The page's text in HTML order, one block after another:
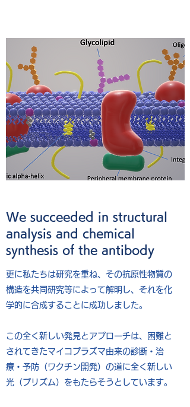
We succeeded in structural
analysis and chemical
synthesis of the antibody
更に私たちは研究を重ね、その抗原性物質の
構造を共同研究等によって解明し、それを化
学的に合成することに成功しました。
​この全く新しい発見とアプローチは、困難と
されてきたマイコプラズマ由来の診断・治
療・予防（ワクチン開発）の道に全く新しい
光（プリズム）をもたらそうとしています。